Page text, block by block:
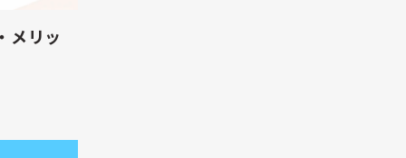
メリッ